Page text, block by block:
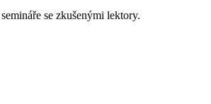
se zkušenými lektory.